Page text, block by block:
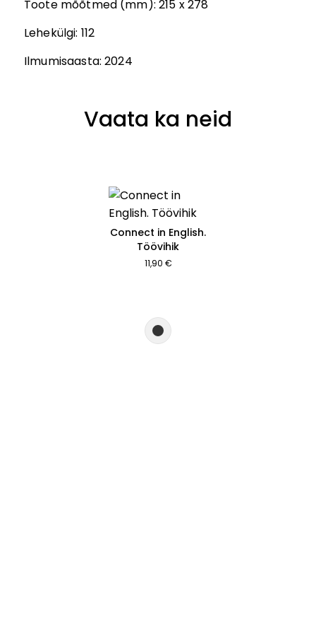
Toote mõõtmed (mm):215 x 278
Lehekülgi: 112
Ilmumisaasta:2024
Vaata ka neid
Connect in English.
Töövihik
11,90 €